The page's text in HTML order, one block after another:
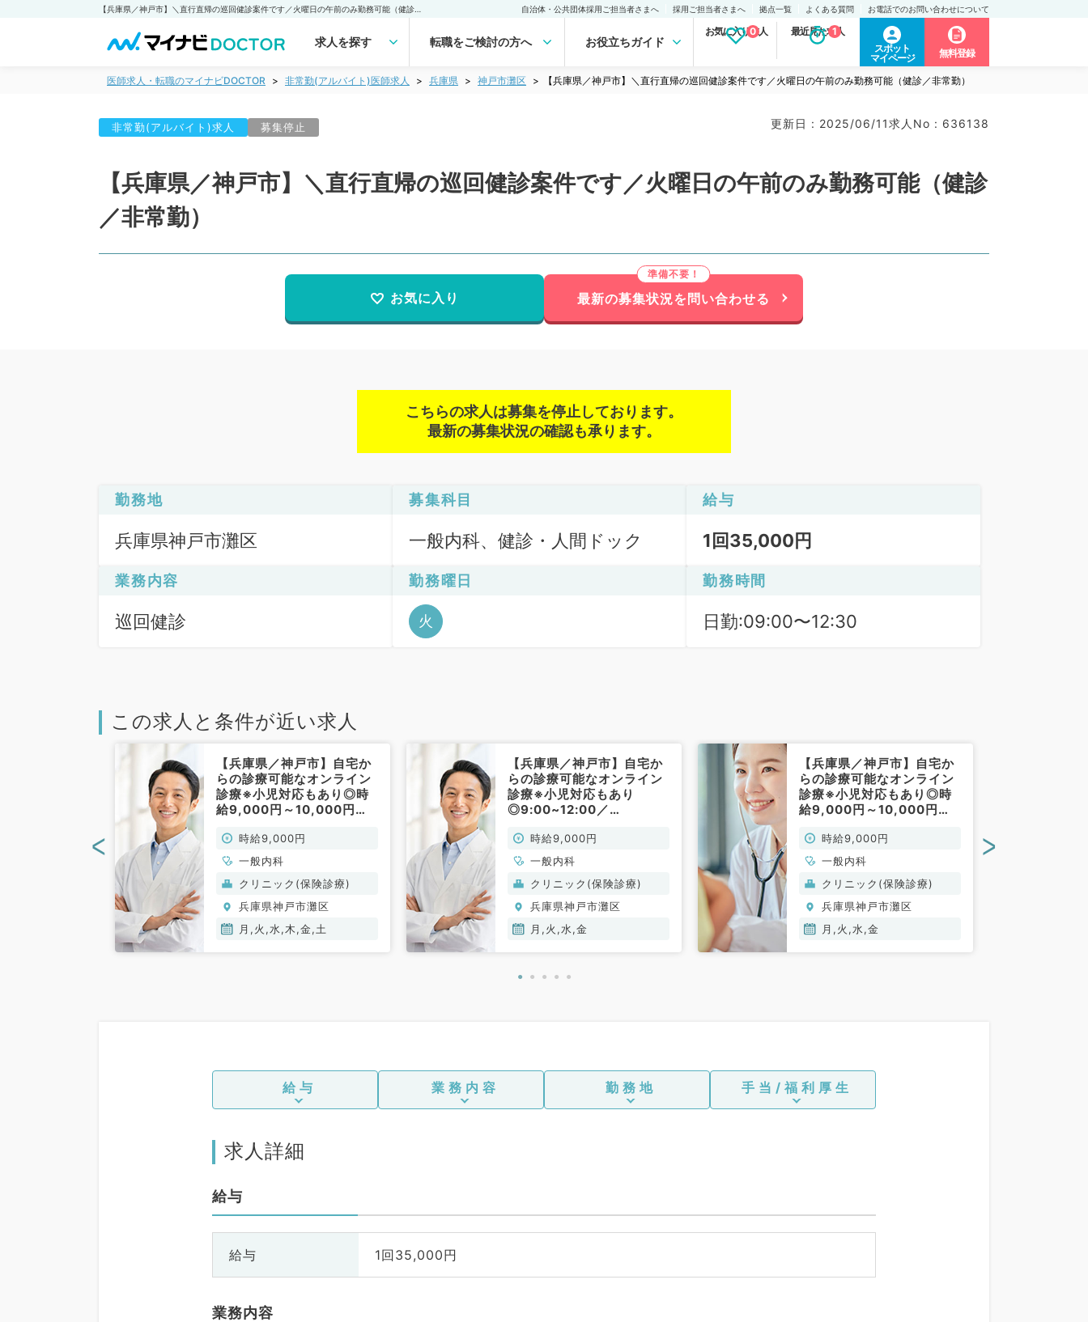
自治体・公共団体採用ご担当者さまへ 採用ご担当者さまへ 拠点一覧 よくある質問 お電話でのお問い合わせについて
求人を探す 転職をご検討の方へ お役立ちガイド
お気に入り求人
0 最近見た求人
1
スポット
マイページ
無料登録
医師求人・転職のマイナビDOCTOR 非常勤(アルバイト)医師求人 兵庫県 神戸市灘区 【兵庫県／神戸市】＼直行直帰の巡回健診案件です／火曜日の午前のみ勤務可能（健診／非常勤）
非常勤(アルバイト)求人 募集停止 更新日 : 2025/06/11求人No : 636138
【兵庫県／神戸市】＼直行直帰の巡回健診案件です／火曜日の午前のみ勤務可能（健診
／非常勤）
お気に入り 最新の募集状況を問い合わせる
こちらの求人は募集を停止しております。
最新の募集状況の確認も承ります。
勤務地
兵庫県神戸市灘区
募集科目
一般内科、健診・人間ドック
給与
1回35,000円
業務内容
巡回健診
勤務曜日
火
勤務時間
日勤:09:00〜12:30
この求人と条件が近い求人
【兵庫県／神戸市】自宅か
らの診療可能なオンライン
診療※小児対応もあり◎時
給9,000円～10,000円／
イトです★（一般内科／非
常勤）
時給9,000円
一般内科
クリニック(保険診療)
兵庫県神戸市灘区
月,火,水,木,金,土
【兵庫県／神戸市】自宅か
らの診療可能なオンライン
診療※小児対応もあり
◎9:00~12:00／
円～10,000円のアルバイ
トです★（一般内科／非常
勤）
時給9,000円
一般内科
クリニック(保険診療)
兵庫県神戸市灘区
月,火,水,金
【兵庫県／神戸市】自宅か
らの診療可能なオンライン
診療※小児対応もあり◎時
給9,000円～10,000円／
バイトです★（一般内科／
非常勤）
時給9,000円
一般内科
クリニック(保険診療)
兵庫県神戸市灘区
月,火,水,金
< >
給与 業務内容 勤務地 手当/福利厚生
求人詳細
給与
給与 1回35,000円
業務内容